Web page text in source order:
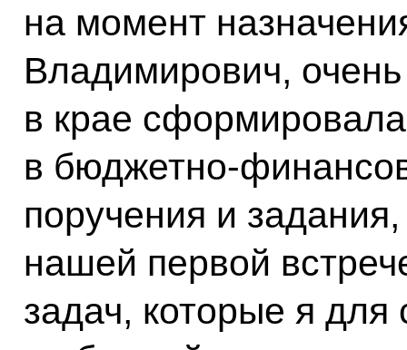
на момент
Владимирович,
в крае
в бюджетно-
поручения и
нашей первой
задач, которые я для